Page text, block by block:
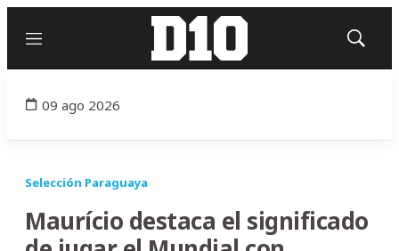
Menú
Mostrar
09 ago 2026
Selección Paraguaya
Maurício destaca el significado